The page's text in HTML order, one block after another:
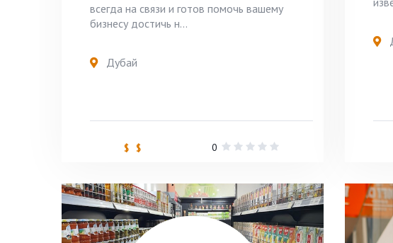
всегда на связи и готов помочь вашему
бизнесу достичь н...
Дубай
$ $ 0